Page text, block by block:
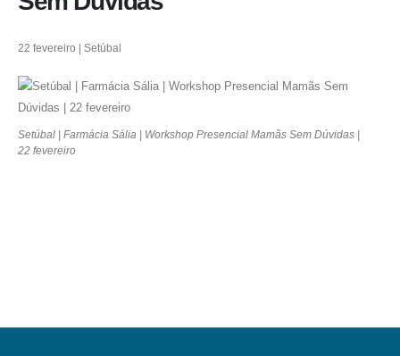
22 fevereiro | Setúbal
Setúbal | Farmácia Sália | Workshop Presencial Mamãs Sem Dúvidas |
22 fevereiro